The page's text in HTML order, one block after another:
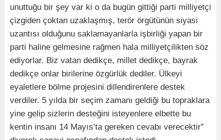
unuttuğu bir şey var ki o da bugün gittiği parti milliyetçi
çizgiden çoktan uzaklaşmış, terör örgütünün siyasi
uzantısı olduğunu saklamayanlarla işbirliği yapan bir
parti haline gelmesine rağmen hala milliyetçilikten söz
ediyorlar. Biz vatan dedikçe, millet dedikçe, bayrak
dedikçe onlar birilerine özgürlük dediler. Ülkeyi
eyaletlere bölme projesini dillendirenlere destek
verdiler. 5 yılda bir seçim zamanı geldiği bu topraklara
yine gelip sizlerin desteğini isteyenlere elbette bu
kentin insanı 14 Mayıs’ta gereken cevabı verecektir”